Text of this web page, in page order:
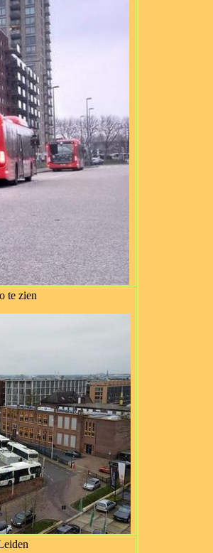
te zien